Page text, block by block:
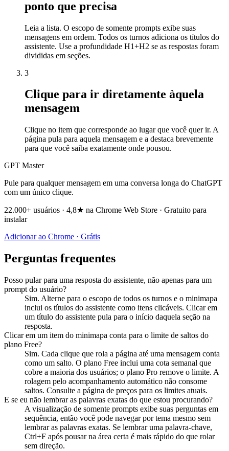
ponto que precisa
Leia a lista. O escopo de somente prompts exibe suas
mensagens em ordem. Todos os turnos adiciona os títulos do
assistente. Use a profundidade H1+H2 se as respostas foram
divididas em seções.
3
Clique para ir diretamente àquela
mensagem
Clique no item que corresponde ao lugar que você quer ir. A
página pula para aquela mensagem e a destaca brevemente
para que você saiba exatamente onde pousou.
GPT Master
Pule para qualquer mensagem em uma conversa longa do ChatGPT
com um único clique.
22.000+ usuários · 4,8★ na Chrome Web Store · Gratuito para
instalar
Adicionar ao Chrome · Grátis
Perguntas frequentes
Posso pular para uma resposta do assistente, não apenas para um
prompt do usuário?
Sim. Alterne para o escopo de todos os turnos e o minimapa
inclui os títulos do assistente como itens clicáveis. Clicar em
um título do assistente pula para o início daquela seção na
resposta.
Clicar em um item do minimapa conta para o limite de saltos do
plano Free?
Sim. Cada clique que rola a página até uma mensagem conta
como um salto. O plano Free inclui uma cota semanal que
cobre a maioria dos usuários; o plano Pro remove o limite. A
rolagem pelo acompanhamento automático não consome
saltos. Consulte a página de preços para os limites atuais.
E se eu não lembrar as palavras exatas do que estou procurando?
A visualização de somente prompts exibe suas perguntas em
sequência, então você pode navegar por tema mesmo sem
lembrar as palavras exatas. Se lembrar uma palavra-chave,
Ctrl+F após pousar na área certa é mais rápido do que rolar
sem direção.